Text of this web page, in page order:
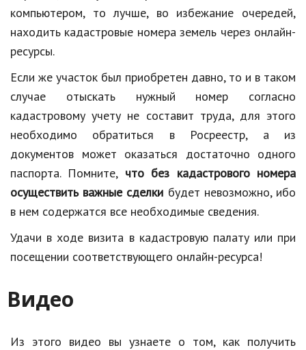
компьютером, то лучше, во избежание очередей,
находить кадастровые номера земель через онлайн-
ресурсы.
Если же участок был приобретен давно, то и в таком
случае отыскать нужный номер согласно
кадастровому учету не составит труда, для этого
необходимо обратиться в Росреестр, а из
документов может оказаться достаточно одного
паспорта. Помните, что без кадастрового номера
осуществить важные сделки будет невозможно, ибо
в нем содержатся все необходимые сведения.
Удачи в ходе визита в кадастровую палату или при
посещении соответствующего онлайн-ресурса!
Видео
Из этого видео вы узнаете о том, как получить